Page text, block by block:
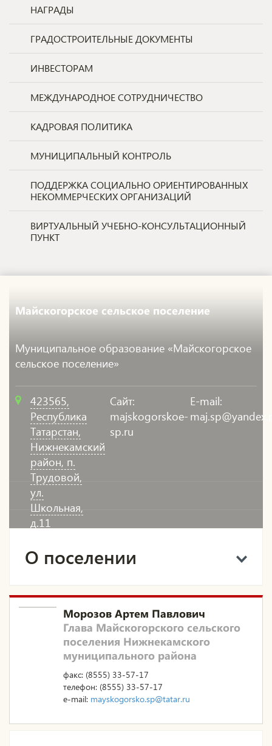
НАГРАДЫ
ГРАДОСТРОИТЕЛЬНЫЕ ДОКУМЕНТЫ
ИНВЕСТОРАМ
МЕЖДУНАРОДНОЕ СОТРУДНИЧЕСТВО
КАДРОВАЯ ПОЛИТИКА
МУНИЦИПАЛЬНЫЙ КОНТРОЛЬ
ПОДДЕРЖКА СОЦИАЛЬНО ОРИЕНТИРОВАННЫХ
НЕКОММЕРЧЕСКИХ ОРГАНИЗАЦИЙ
ВИРТУАЛЬНЫЙ УЧЕБНО-КОНСУЛЬТАЦИОННЫЙ
ПУНКТ
Майскогорское сельское поселение
Муниципальное образование «Майскогорское
сельское поселение»
423565,
Республика
Татарстан,
Нижнекамский
район, п.
Трудовой,
ул.
Школьная,
д.11
Сайт:
majskogorskoe-
sp.ru
E-mail:
О поселении
Морозов Артем Павлович
Глава Майскогорского сельского
поселения Нижнекамского
муниципального района
факс: (8555) 33-57-17
телефон: (8555) 33-57-17
e-mail: mayskogorsko.sp@tatar.ru